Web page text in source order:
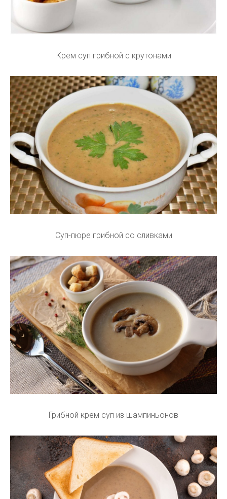
Крем суп грибной с крутонами
Суп-пюре грибной со сливками
Грибной крем суп из шампиньонов